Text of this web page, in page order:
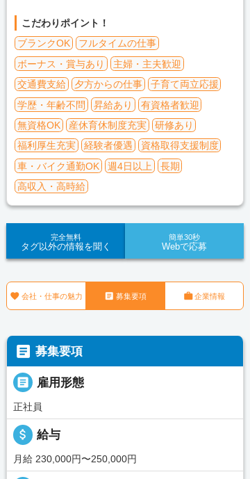
こだわりポイント！
ブランクOK
フルタイムの仕事
ボーナス・賞与あり
主婦・主夫歓迎
交通費支給
夕方からの仕事
子育て両立応援
学歴・年齢不問
昇給あり
有資格者歓迎
無資格OK
産休育休制度充実
研修あり
福利厚生充実
経験者優遇
資格取得支援制度
車・バイク通勤OK
週4日以上
長期
高収入・高時給
完全無料
タグ以外の情報を聞く
簡単30秒
Webで応募
 会社・仕事の魅力  募集要項 企業情報
 募集要項
 雇用形態
正社員
attach_money 給与
月給 230,000円〜250,000円